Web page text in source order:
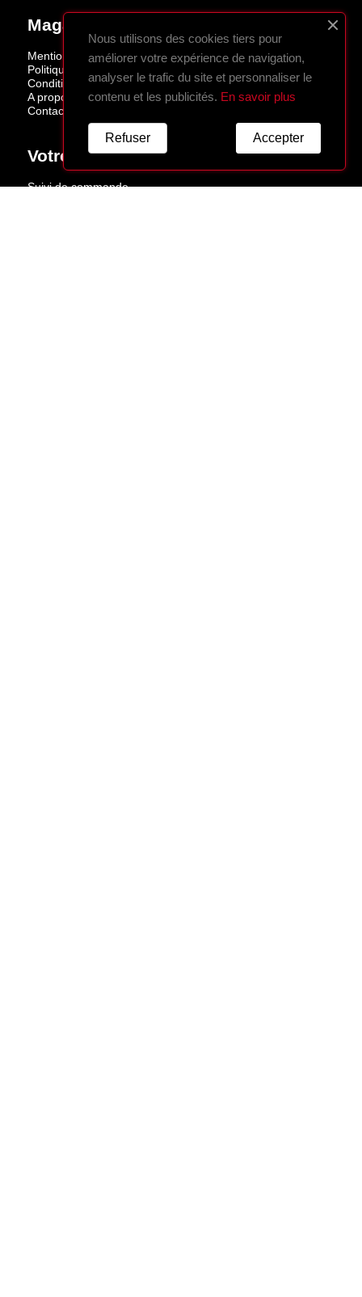
Magasins
Mentions légales
Politique de confidentialité
Conditions de vente
A propos
Contactez-nous
Votre Compte
Suivi de commande
Nous utilisons des cookies tiers pour
améliorer votre expérience de navigation,
analyser le trafic du site et personnaliser le
contenu et les publicités. En savoir plus
Accepter
Refuser